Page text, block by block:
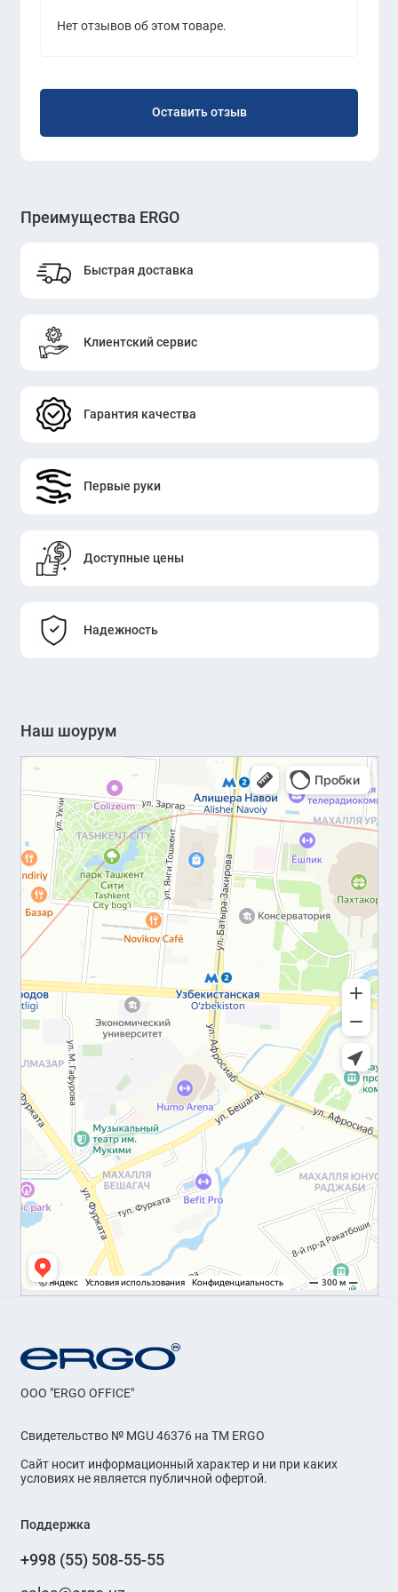
Нет отзывов об этом товаре.
Оставить отзыв
Преимущества ERGO
Быстрая доставка
Клиентский сервис
Гарантия качества
Первые руки
Доступные цены
Надежность
Наш шоурум
OOO "ERGO OFFICE"
Свидетельство № MGU 46376 на ТМ ERGO
Сайт носит информационный характер и ни при каких
условиях не является публичной офертой.
Поддержка
+998 (55) 508-55-55